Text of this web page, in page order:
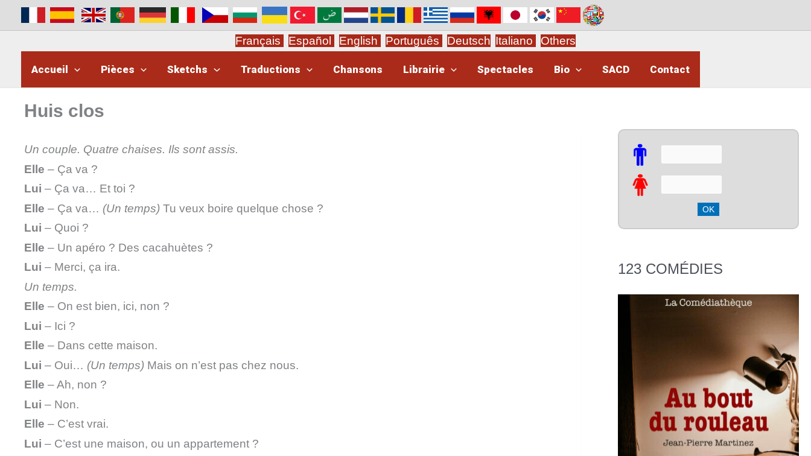
contenu
Français Español English Português Deutsch Italiano Others
Accueil Pièces Sketchs Traductions Chansons Librairie Spectacles Bio SACD Contact
Huis clos
Un couple. Quatre chaises. Ils sont assis.
Elle – Ça va ?
Lui – Ça va… Et toi ?
Elle – Ça va… (Un temps) Tu veux boire quelque chose ?
Lui – Quoi ?
Elle – Un apéro ? Des cacahuètes ?
Lui – Merci, ça ira.
Un temps.
Elle – On est bien, ici, non ?
Lui – Ici ?
Elle – Dans cette maison.
Lui – Oui… (Un temps) Mais on n’est pas chez nous.
Elle – Ah, non ?
Lui – Non.
Elle – C’est vrai.
Lui – C’est une maison, ou un appartement ?
123 COMÉDIES